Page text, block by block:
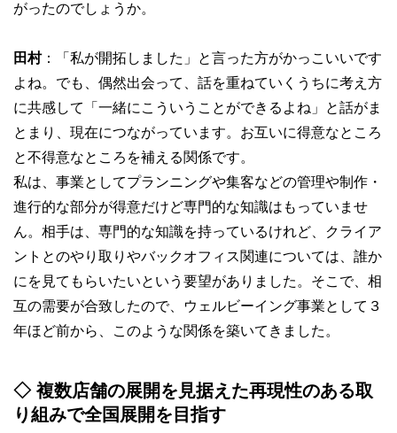
がったのでしょうか。
田村：「私が開拓しました」と言った方がかっこいいです
よね。でも、偶然出会って、話を重ねていくうちに考え方
に共感して「一緒にこういうことができるよね」と話がま
とまり、現在につながっています。お互いに得意なところ
と不得意なところを補える関係です。
私は、事業としてプランニングや集客などの管理や制作・
進行的な部分が得意だけど専門的な知識はもっていませ
ん。相手は、専門的な知識を持っているけれど、クライア
ントとのやり取りやバックオフィス関連については、誰か
にを見てもらいたいという要望がありました。そこで、相
互の需要が合致したので、ウェルビーイング事業として３
年ほど前から、このような関係を築いてきました。
◇複数店舗の展開を見据えた再現性のある取
り組みで全国展開を目指す